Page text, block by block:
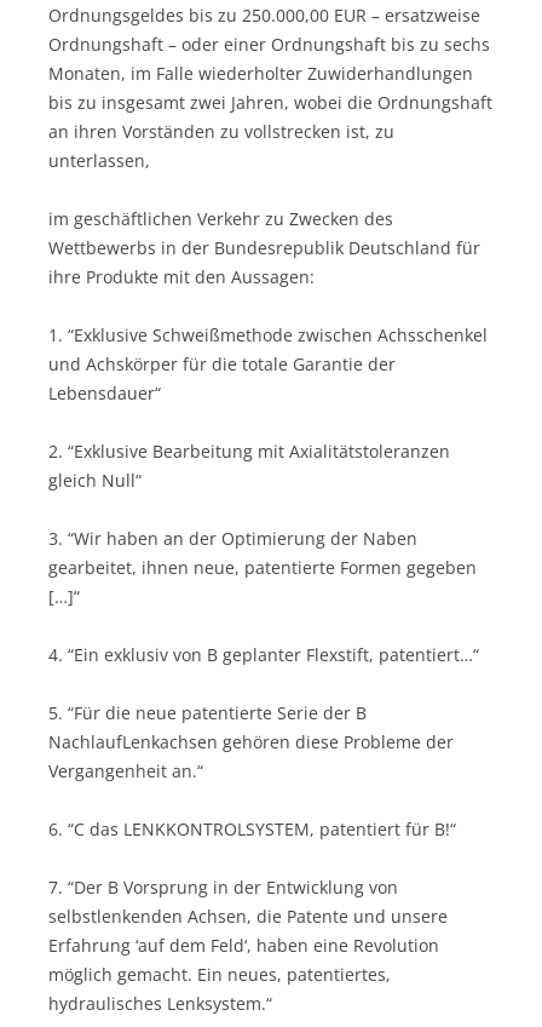
Ordnungsgeldes bis zu 250.000,00 EUR – ersatzweise
Ordnungshaft – oder einer Ordnungshaft bis zu sechs
Monaten, im Falle wiederholter Zuwiderhandlungen
bis zu insgesamt zwei Jahren, wobei die Ordnungshaft
an ihren Vorständen zu vollstrecken ist, zu
unterlassen,
im geschäftlichen Verkehr zu Zwecken des
Wettbewerbs in der Bundesrepublik Deutschland für
ihre Produkte mit den Aussagen:
1. “Exklusive Schweißmethode zwischen Achsschenkel
und Achskörper für die totale Garantie der
Lebensdauer“
2. “Exklusive Bearbeitung mit Axialitätstoleranzen
gleich Null“
3. “Wir haben an der Optimierung der Naben
gearbeitet, ihnen neue, patentierte Formen gegeben
[…]“
4. “Ein exklusiv von B geplanter Flexstift, patentiert…“
5. “Für die neue patentierte Serie der B
NachlaufLenkachsen gehören diese Probleme der
Vergangenheit an.“
6. “C das LENKKONTROLSYSTEM, patentiert für B!“
7. “Der B Vorsprung in der Entwicklung von
selbstlenkenden Achsen, die Patente und unsere
Erfahrung ‘auf dem Feld‘, haben eine Revolution
möglich gemacht. Ein neues, patentiertes,
hydraulisches Lenksystem.“